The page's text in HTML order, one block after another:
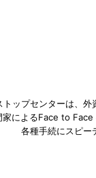
トップセンターは、
家によるFace to
各種手続にスピー